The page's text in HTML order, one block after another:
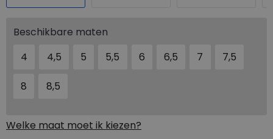
Beschikbare maten
4
4,5 5 5,5 6 6,5 7 7,5
8 8,5
Welke maat moet ik kiezen?